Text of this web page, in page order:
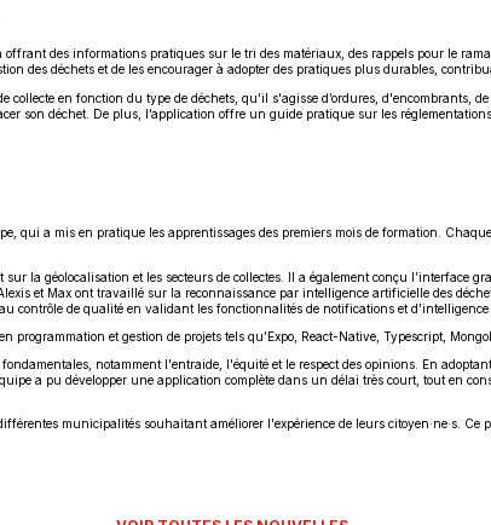
des informations pratiques sur le tri des matériaux, des rappels pour le
des déchets et de les encourager à adopter des pratiques plus durables,
en fonction du type de déchets, qu'il s'agisse d’ordures, d'encombrants,
son déchet. De plus, l’application offre un guide pratique sur les
qui a mis en pratique les apprentissages des premiers mois de formation.
la géolocalisation et les secteurs de collectes. Il a également conçu l’interface
et Max ont travaillé sur la reconnaissance par intelligence artificielle des
contrôle de qualité en validant les fonctionnalités de notifications et
et gestion de projets tels qu’Expo, React-Native, Typescript,
notamment l'entraide, l'équité et le respect des opinions. En
a pu développer une application complète dans un délai très court, tout en
municipalités souhaitant améliorer l'expérience de leurs citoyen·ne·s.